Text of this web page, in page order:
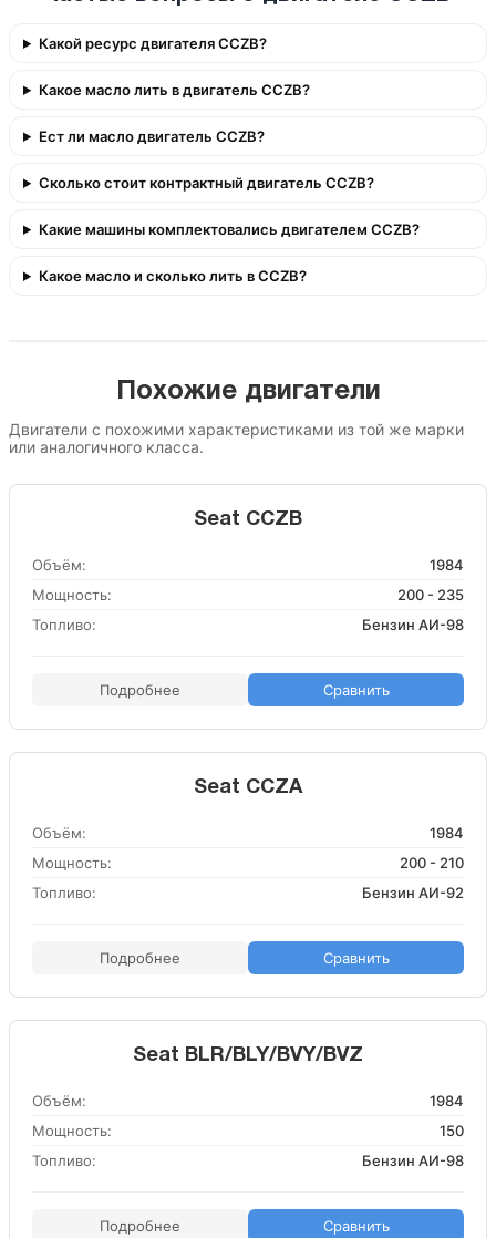
Какой ресурс двигателя CCZB?
Какое масло лить в двигатель CCZB?
Ест ли масло двигатель CCZB?
Сколько стоит контрактный двигатель CCZB?
Какие машины комплектовались двигателем CCZB?
Какое масло и сколько лить в CCZB?
Похожие двигатели
Двигатели с похожими характеристиками из той же марки
или аналогичного класса.
Seat CCZB
Объём:
1984
Мощность:
200 - 235
Топливо:
Бензин АИ-98
Подробнее Сравнить
Seat CCZA
Объём:
1984
Мощность:
200 - 210
Топливо:
Бензин АИ-92
Подробнее Сравнить
Seat BLR/BLY/BVY/BVZ
Объём:
1984
Мощность:
150
Топливо:
Бензин АИ-98
Подробнее Сравнить